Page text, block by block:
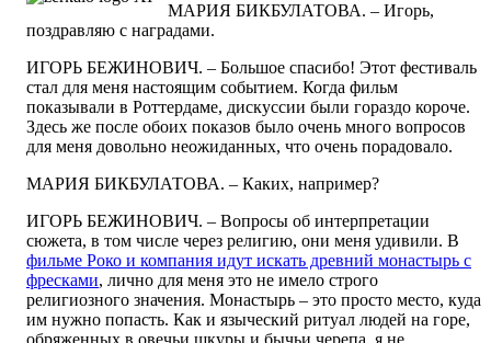
МАРИЯ БИКБУЛАТОВА. – Игорь,
поздравляю с наградами.
ИГОРЬ БЕЖИНОВИЧ. – Большое спасибо! Этот фестиваль
стал для меня настоящим событием. Когда фильм
показывали в Роттердаме, дискуссии были гораздо короче.
Здесь же после обоих показов было очень много вопросов
для меня довольно неожиданных, что очень порадовало.
МАРИЯ БИКБУЛАТОВА. – Каких, например?
ИГОРЬ БЕЖИНОВИЧ. – Вопросы об интерпретации
сюжета, в том числе через религию, они меня удивили. В
фильме Роко и компания идут искать древний монастырь с
фресками, лично для меня это не имело строго
религиозного значения. Монастырь – это просто место, куда
им нужно попасть. Как и языческий ритуал людей на горе,